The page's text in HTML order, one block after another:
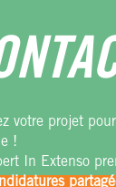
votre projet
!
In Extenso